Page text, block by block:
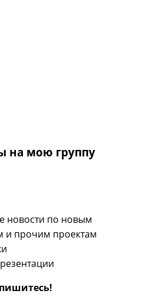
на мою группу
новости по новым
и прочим проектам